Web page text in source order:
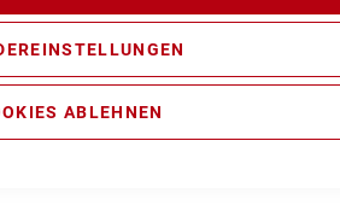
ABLEHNEN
eMTB Approved, 130mm, Lockout
Rebound Adjust, Trunnion Mount
Cruise (250Watt), Smart System